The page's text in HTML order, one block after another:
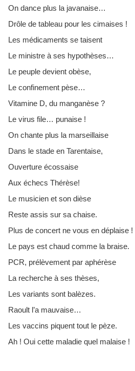
On dance plus la javanaise…
Drôle de tableau pour les cimaises !
Les médicaments se taisent
Le ministre à ses hypothèses…
Le peuple devient obèse,
Le confinement pèse…
Vitamine D, du manganèse ?
Le virus file… punaise !
On chante plus la marseillaise
Dans le stade en Tarentaise,
Ouverture écossaise
Aux échecs Thérèse!
Le musicien et son dièse
Reste assis sur sa chaise.
Plus de concert ne vous en déplaise !
Le pays est chaud comme la braise.
PCR, prélèvement par aphérèse
La recherche à ses thèses,
Les variants sont balèzes.
Raoult l’a mauvaise…
Les vaccins piquent tout le pèze.
Ah ! Oui cette maladie quel malaise !